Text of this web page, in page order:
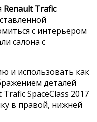
Renault Trafic
с интерьером
салона с
и использовать как
деталей
SpaceClass 2017
в правой, нижней